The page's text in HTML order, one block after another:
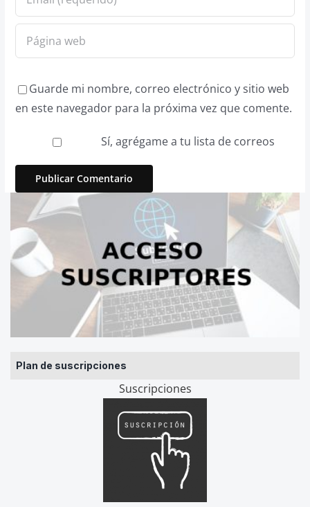
Plan de suscripciones
Suscripciones
Guarde mi nombre, correo electrónico y sitio web
en este navegador para la próxima vez que comente.
Sí, agrégame a tu lista de correos